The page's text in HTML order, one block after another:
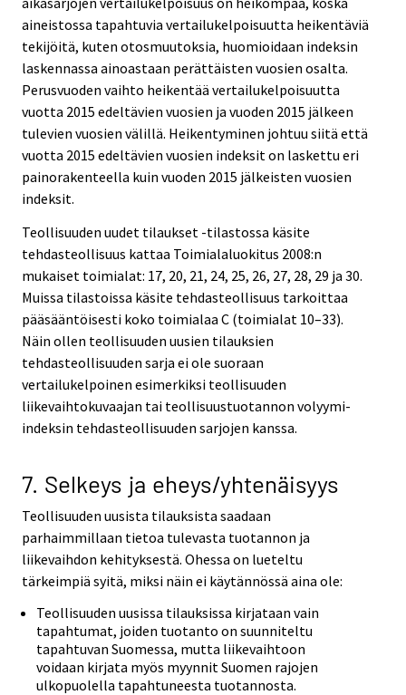
aineistossa tapahtuvia vertailukelpoisuutta heikentäviä
tekijöitä, kuten otosmuutoksia, huomioidaan indeksin
laskennassa ainoastaan perättäisten vuosien osalta.
Perusvuoden vaihto heikentää vertailukelpoisuutta
vuotta 2015 edeltävien vuosien ja vuoden 2015 jälkeen
tulevien vuosien välillä. Heikentyminen johtuu siitä että
vuotta 2015 edeltävien vuosien indeksit on laskettu eri
painorakenteella kuin vuoden 2015 jälkeisten vuosien
indeksit.
Teollisuuden uudet tilaukset -tilastossa käsite
tehdasteollisuus kattaa Toimialaluokitus 2008:n
mukaiset toimialat: 17, 20, 21, 24, 25, 26, 27, 28, 29 ja 30.
Muissa tilastoissa käsite tehdasteollisuus tarkoittaa
pääsääntöisesti koko toimialaa C (toimialat 10–33).
Näin ollen teollisuuden uusien tilauksien
tehdasteollisuuden sarja ei ole suoraan
vertailukelpoinen esimerkiksi teollisuuden
liikevaihtokuvaajan tai teollisuustuotannon volyymi-
indeksin tehdasteollisuuden sarjojen kanssa.
7. Selkeys ja eheys/yhtenäisyys
Teollisuuden uusista tilauksista saadaan
parhaimmillaan tietoa tulevasta tuotannon ja
liikevaihdon kehityksestä. Ohessa on lueteltu
tärkeimpiä syitä, miksi näin ei käytännössä aina ole:
Teollisuuden uusissa tilauksissa kirjataan vain
tapahtumat, joiden tuotanto on suunniteltu
tapahtuvan Suomessa, mutta liikevaihtoon
voidaan kirjata myös myynnit Suomen rajojen
ulkopuolella tapahtuneesta tuotannosta.